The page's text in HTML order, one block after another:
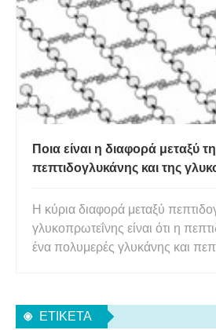
ραδιενεργού υλικού στη γύρω
Ποια είναι η διαφορά μεταξύ
πεπτιδογλυκάνης και της
Η κύρια διαφορά μεταξύ
γλυκοπρωτεΐνης είναι ότι η
ένα πολυμερές γλυκάνης και
ομοιοπολικούς δεσμούς
πεπτιδογλυκάνη και η
ΕΤΙΚΈΤΑ